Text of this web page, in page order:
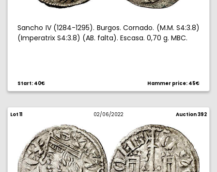
Sancho IV (1284-1295). Burgos. Cornado. (M.M. S4:3.8)
(Imperatrix S4:3.8) (AB. falta). Escasa. 0,70 g. MBC.
Start: 40€ Hammer price: 45€
Lot 11 02/06/2022 Auction 392